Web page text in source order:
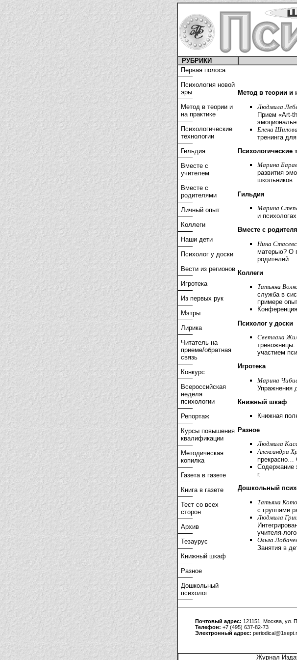
РУБРИКИ
Первая полоса
Психология новой
эры
Метод в теории и
на практике
Психологические
технологии
Гильдия
Вместе с
учителем
Вместе с
родителями
Личный опыт
Коллеги
Наши дети
Психолог у доски
Вести из регионов
Игротека
Из первых рук
Мэтры
Лирика
Читатель на
приеме/обратная
связь
Конкурс
Всероссийская
неделя
психологии
Репортаж
Курсы повышения
квалификации
Методическая
копилка
Газета в газете
Книга в газете
Тест со всех
сторон
Архив
Тезаурус
Книжный шкаф
Разное
Дошкольный
психолог
Метод в теории и
Людмила
Прием «Art-
Елена Шилова.
тренинга
Психологические
Марина
развития
школьников
Гильдия
Марина
и
Вместе с
Нина
матерью? О
родителей
Коллеги
Татьяна
служба в
примере
Психолог у доски
Светлана
тревожницы.
участием
Игротека
Марина
Упражнения
Книжный шкаф
Книжная
Разное
Людмила
Александра
прекрасно…
Содержание
г.
Дошкольный
Татьяна
с группами
Людмила
учителя-
Ольга
Занятия в
Почтовый адрес: 121151, Москва, ул.
Телефон: +7 (495) 637-82-73
Электронный адрес:
Журнал